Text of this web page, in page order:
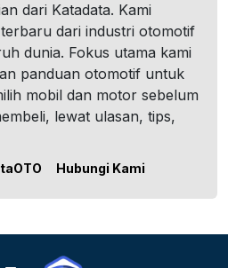
dari Katadata. Kami
dari industri otomotif
dunia. Fokus utama kami
panduan otomotif untuk
mobil dan motor sebelum
lewat ulasan, tips,
Hubungi Kami